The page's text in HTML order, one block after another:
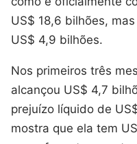
US$ 18,6 bilhões,
US$ 4,9 bilhões.
Nos primeiros três
alcançou US$ 4,7
prejuízo líquido de
mostra que ela tem